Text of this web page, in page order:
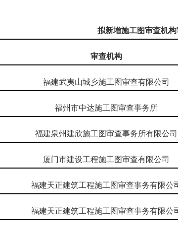
拟新增施工图审查机
审查机构
福建武夷山城乡施工图审查有限公司
福州市中达施工图审查事务所
福建泉州建欣施工图审查事务所有限公司
厦门市建设工程施工图审查有限公司
福建天正建筑工程施工图审查事务有限公
福建天正建筑工程施工图审查事务有限公